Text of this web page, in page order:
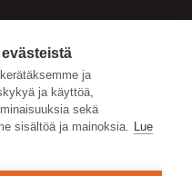
ja
ja käyttöä,
sekä
sisältöä ja mainoksia. Lue